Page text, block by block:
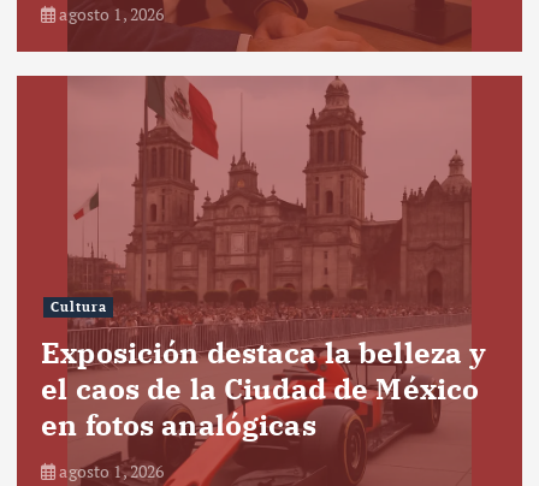
agosto 1, 2026
Cultura
Exposición destaca la belleza y
el caos de la Ciudad de México
en fotos analógicas
agosto 1, 2026